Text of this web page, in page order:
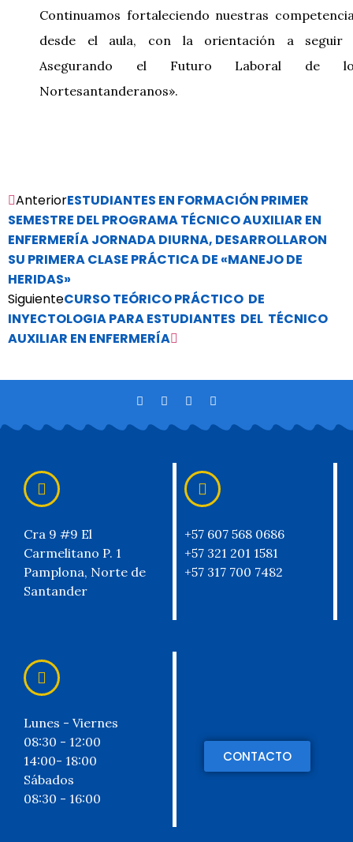
Continuamos fortaleciendo nuestras
desde el aula, con la orientación a seguir
Asegurando el Futuro Laboral de
Nortesantanderanos».
AnteriorESTUDIANTES EN FORMACIÓN PRIMER
SEMESTRE DEL PROGRAMA TÉCNICO AUXILIAR EN
ENFERMERÍA JORNADA DIURNA, DESARROLLARON
SU PRIMERA CLASE PRÁCTICA DE «MANEJO DE
HERIDAS»
SiguienteCURSO TEÓRICO PRÁCTICO DE
INYECTOLOGIA PARA ESTUDIANTES DEL TÉCNICO
AUXILIAR EN ENFERMERÍA
Cra 9 #9 El
Carmelitano P. 1
Pamplona, Norte de
Santander
+57 607 568 0686
+57 321 201 1581
+57 317 700 7482
Lunes - Viernes
08:30 - 12:00
14:00- 18:00
Sábados
08:30 - 16:00
CONTACTO